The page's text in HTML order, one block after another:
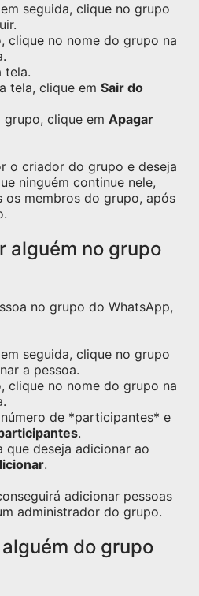
seguida, clique no grupo
clique no nome do grupo na
tela.
tela, clique em Sair do
clique em Apagar
o criador do grupo e deseja
ninguém continue nele,
membros do grupo, após
alguém no grupo
no grupo do WhatsApp,
seguida, clique no grupo
a pessoa.
clique no nome do grupo na
de *participantes* e
.
que deseja adicionar ao
.
adicionar pessoas
administrador do grupo.
do grupo